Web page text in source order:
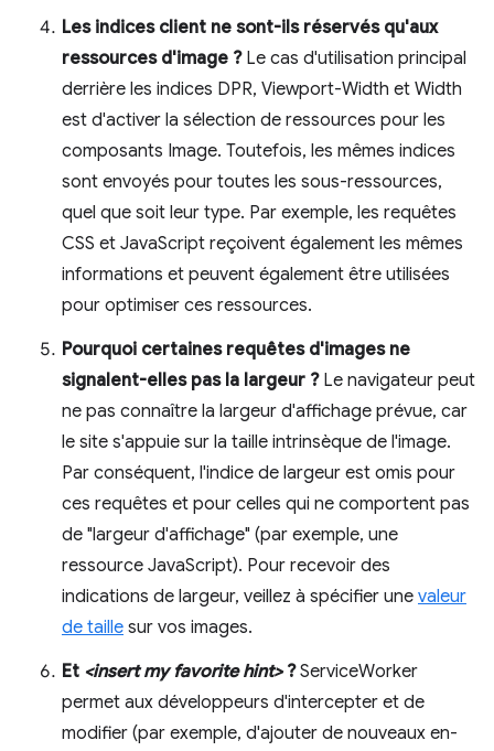
Les indices client ne sont-ils réservés qu'aux
ressources d'image ?Le cas d'utilisation principal
derrière les indices DPR, Viewport-Width et Width
est d'activer la sélection de ressources pour les
composants Image. Toutefois, les mêmes indices
sont envoyés pour toutes les sous-ressources,
quel que soit leur type. Par exemple, les requêtes
CSS et JavaScript reçoivent également les mêmes
informations et peuvent également être utilisées
pour optimiser ces ressources.
Pourquoi certaines requêtes d'images ne
signalent-elles pas la largeur ?Le navigateur peut
ne pas connaître la largeur d'affichage prévue, car
le site s'appuie sur la taille intrinsèque de l'image.
Par conséquent, l'indice de largeur est omis pour
ces requêtes et pour celles qui ne comportent pas
de "largeur d'affichage" (par exemple, une
ressource JavaScript). Pour recevoir des
indications de largeur, veillez à spécifier une valeur
de taille sur vos images.
Et <insert my favorite hint>?ServiceWorker
permet aux développeurs d'intercepter et de
modifier (par exemple, d'ajouter de nouveaux en-